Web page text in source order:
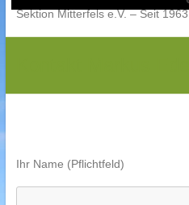
Sektion Mitterfels e.V. – Seit 1963
Ihr Name (Pflichtfeld)